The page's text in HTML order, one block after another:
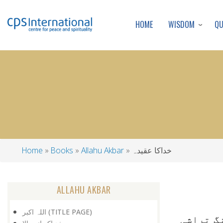
HOME WISDOM
Home Books Allahu Akbar خداکا عقیدہ
ALLAHU AKBAR
اللہ اکبر (TITLE PAGE)
تراشی